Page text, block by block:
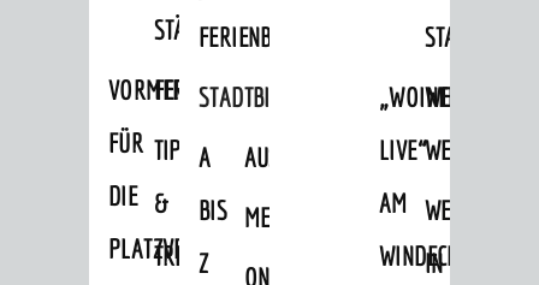
STÄRKEN"
VORMERKVERFAHREN
FÜR
DIE
PLATZVERGABE
FERIENANGEBOTE
TIPPS
&
TREFFS
FERIENBETREUUNG
STADTBIBLIOTHEK
A
BIS
Z
AUSLEIHE
MEDIENANGEBOTE
ONLINE-
STADTTEILEN
„WOINEM
LIVE“
AM
WINDECKPLATZ
WEINHEIMER
IN
AKTUELLES